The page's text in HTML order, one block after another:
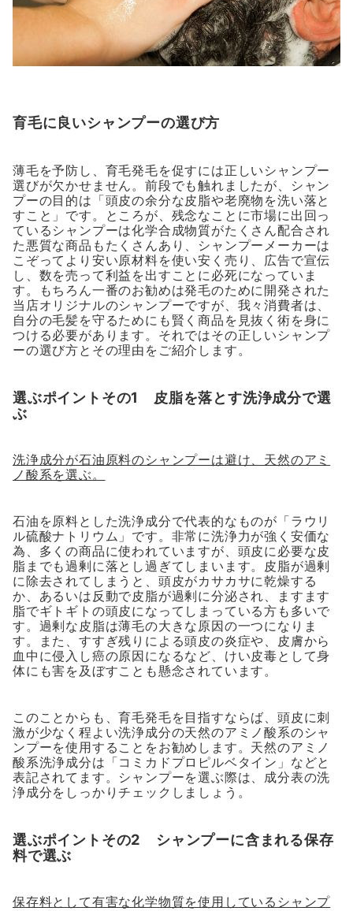
育毛に良いシャンプーの選び方
薄毛を予防し、育毛発毛を促すには正しいシャンプー
選びが欠かせません。前段でも触れましたが、シャン
プーの目的は「頭皮の余分な皮脂や老廃物を洗い落と
すこと」です。ところが、残念なことに市場に出回っ
ているシャンプーは化学合成物質がたくさん配合され
た悪質な商品もたくさんあり、シャンプーメーカーは
こぞってより安い原材料を使い安く売り、広告で宣伝
し、数を売って利益を出すことに必死になっていま
す。もちろん一番のお勧めは発毛のために開発された
当店オリジナルのシャンプーですが、我々消費者は、
自分の毛髪を守るためにも賢く商品を見抜く術を身に
つける必要があります。それではその正しいシャンプ
ーの選び方とその理由をご紹介します。
選ぶポイントその1 皮脂を落とす洗浄成分で選
ぶ
洗浄成分が石油原料のシャンプーは避け、天然のアミ
ノ酸系を選ぶ。
石油を原料とした洗浄成分で代表的なものが「ラウリ
ル硫酸ナトリウム」です。非常に洗浄力が強く安価な
為、多くの商品に使われていますが、頭皮に必要な皮
脂までも過剰に落とし過ぎてしまいます。皮脂が過剰
に除去されてしまうと、頭皮がカサカサに乾燥する
か、あるいは反動で皮脂が過剰に分泌され、ますます
脂でギトギトの頭皮になってしまっている方も多いで
す。過剰な皮脂は薄毛の大きな原因の一つになりま
す。また、すすぎ残りによる頭皮の炎症や、皮膚から
血中に侵入し癌の原因になるなど、けい皮毒として身
体にも害を及ぼすことも懸念されています。
このことからも、育毛発毛を目指すならば、頭皮に刺
激が少なく程よい洗浄成分の天然のアミノ酸系のシャ
ンプーを使用することをお勧めします。天然のアミノ
酸系洗浄成分は「コミカドプロピルベタイン」などと
表記されてます。シャンプーを選ぶ際は、成分表の洗
浄成分をしっかりチェックしましょう。
選ぶポイントその2 シャンプーに含まれる保存
料で選ぶ
保存料として有害な化学物質を使用しているシャンプ